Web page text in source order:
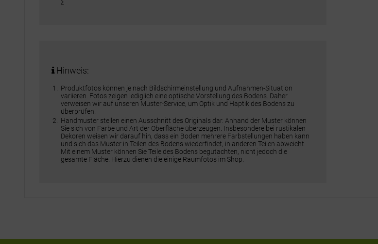
Hinweis:
Produktfotos können je nach Bildschirmeinstellung und Aufnahmen-Situation
variieren. Fotos zeigen lediglich eine optische Vorstellung des Bodens. Daher
verweisen wir auf unseren Muster-Service, um Optik und Haptik des Bodens zu
überprüfen.
Handmuster stellen einen Ausschnitt des Originals dar. Anhand der Muster können
Sie sich von Farbe und Art der Oberfläche überzeugen. Insbesondere bei rustikalen
Dekoren weisen wir darauf hin, dass ein Boden mehrere Farbstellungen haben kann
und sich das Muster in Teilen des Bodens wiederfindet, in anderen Teilen abweicht.
Mit einem Muster können Sie Teile des Bodens begutachten, nicht jedoch die
gesamte Fläche. Hierzu dienen die einige Raumfotos im Shop.